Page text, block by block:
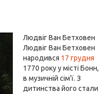
Людвіг Ван Бетховен
Людвіг Ван Бетховен
народився 17 грудня
1770 року у місті Бонн,
в музичній сім'ї. З
дитинства його стали